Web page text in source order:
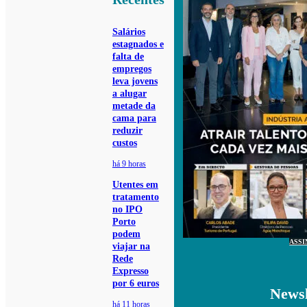
Salários
estagnados e
falta de
empregos
leva jovens
a alugar
metade da
cama para
reduzir
custos
há 9 horas
Utentes em
tratamento
no IPO
Porto
podem
viajar na
Rede
Expresso
por 6 euros
há 11 horas